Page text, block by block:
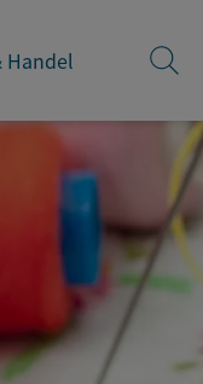
Handel